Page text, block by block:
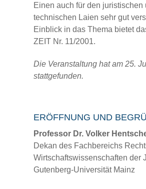
Einen auch für den juristischen
technischen Laien sehr gut
Einblick in das Thema bietet
ZEIT Nr. 11/2001.
Die Veranstaltung hat am 25.
stattgefunden.
ERÖFFNUNG UND
Professor Dr. Volker
Dekan des Fachbereichs
Wirtschaftswissenschaften der
Gutenberg-Universität Mainz